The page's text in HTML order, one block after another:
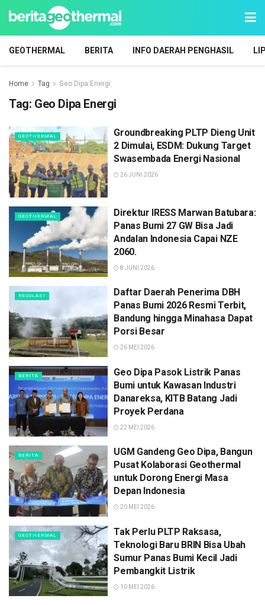
GEOTHERMAL BERITA INFO DAERAH PENGHASIL
Home Tag Geo Dipa Energi
Tag: Geo Dipa Energi
GEOTHERMAL
Groundbreaking PLTP Dieng Unit
2 Dimulai, ESDM: Dukung Target
Swasembada Energi Nasional
26 JUNI 2026
GEOTHERMAL
Direktur IRESS Marwan Batubara:
Panas Bumi 27 GW Bisa Jadi
Andalan Indonesia Capai NZE
2060.
8 JUNI 2026
REGULASI
Daftar Daerah Penerima DBH
Panas Bumi 2026 Resmi Terbit,
Bandung hingga Minahasa Dapat
Porsi Besar
26 MEI 2026
BERITA
Geo Dipa Pasok Listrik Panas
Bumi untuk Kawasan Industri
Danareksa, KITB Batang Jadi
Proyek Perdana
22 MEI 2026
BERITA
UGM Gandeng Geo Dipa, Bangun
Pusat Kolaborasi Geothermal
untuk Dorong Energi Masa
Depan Indonesia
20 MEI 2026
GEOTHERMAL
Tak Perlu PLTP Raksasa,
Teknologi Baru BRIN Bisa Ubah
Sumur Panas Bumi Kecil Jadi
Pembangkit Listrik
10 MEI 2026